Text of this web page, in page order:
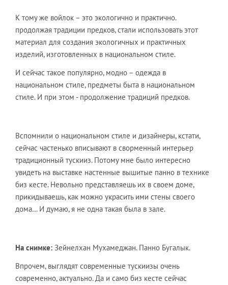
К тому же войлок – это экологично и практично.
продолжая традиции предков, стали использовать этот
материал для создания экологичных и практичных
изделий, изготовленных в национальном стиле.
И сейчас такое популярно, модно – одежда в
национальном стиле, предметы быта в национальном
стиле. И при этом - продолжение традиций предков.
Вспомнили о национальном стиле и дизайнеры, кстати,
сейчас частенько вписывают в сворменный интерьер
традиционный тускииз. Потому мне было интересно
увидеть на выставке настенные вышитые панно в технике
биз кесте. Невольно представляешь их в своем доме,
прикидываешь, как можно украсить ими стены своего
дома… И думаю, я не одна такая была в зале.
На снимке: Зейнелхан Мухамеджан. Панно Бугалык.
Впрочем, выглядят современные тускиизы очень
современно, актуально. Да и само биз кесте сейчас